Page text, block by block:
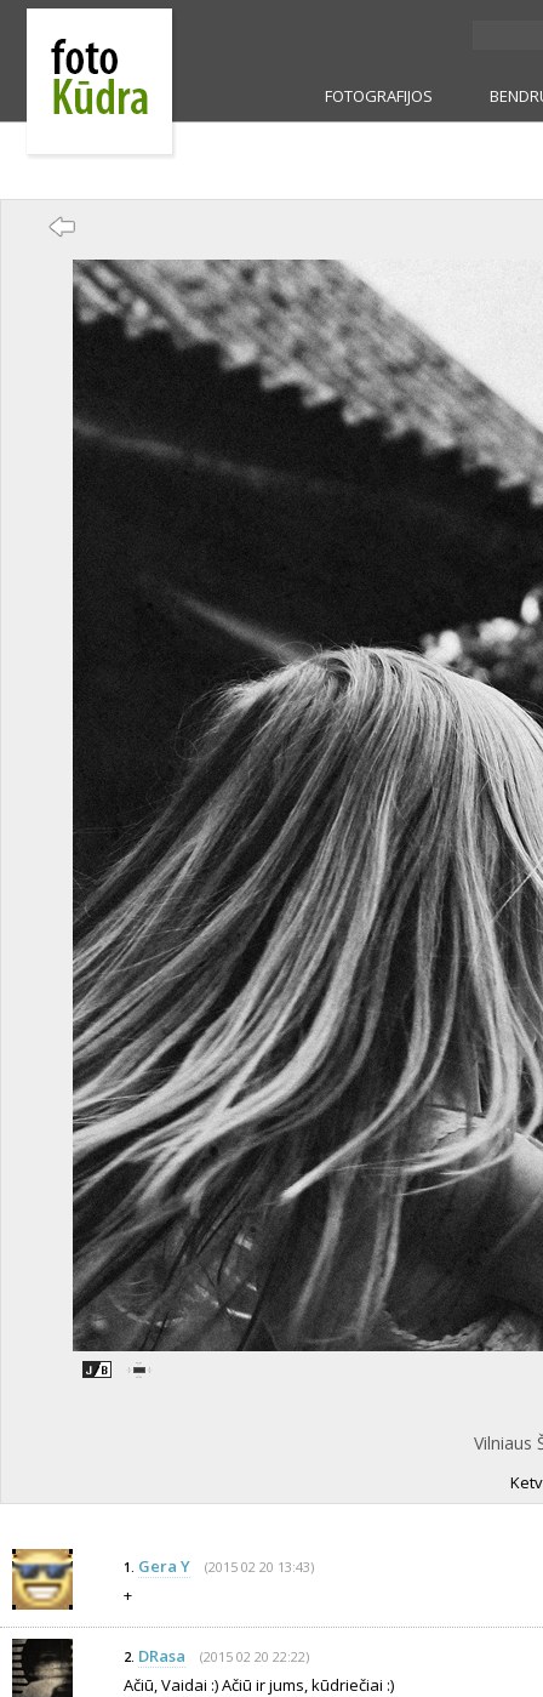
FOTOGRAFIJOS
Vilniaus
1. Gera Y (2015 02 20 13:43)
+
2. DRasa (2015 02 20 22:22)
Ačiū, Vaidai :) Ačiū ir jums, kūdriečiai :)